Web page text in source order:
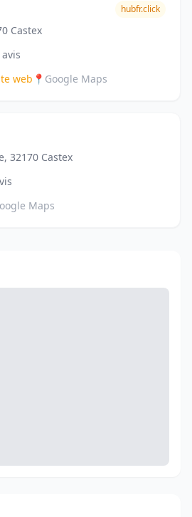
Castex
hubfr.click
avis
web 📍 Google Maps
32170 Castex
Maps